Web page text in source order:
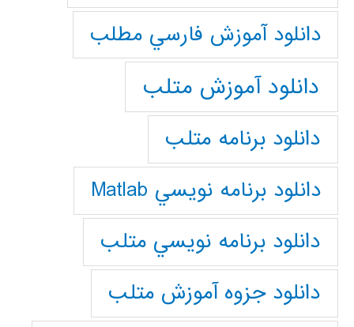
دانلود آموزش فارسي مطلب
دانلود آموزش متلب
دانلود برنامه متلب
دانلود برنامه نويسي Matlab
دانلود برنامه نويسي متلب
دانلود جزوه آموزش متلب